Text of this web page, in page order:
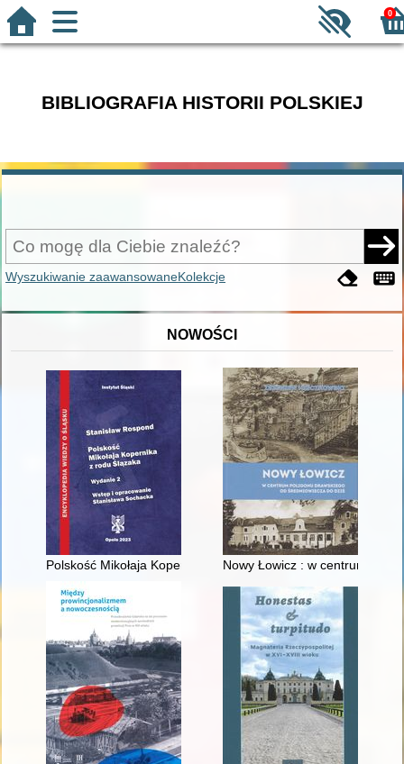
0
BIBLIOGRAFIA HISTORII POLSKIEJ
Wyszukiwanie zaawansowaneKolekcje
NOWOŚCI
Polskość Mikołaja Kopernika z rodu ŚlązakaNowy Łowicz : w centrum